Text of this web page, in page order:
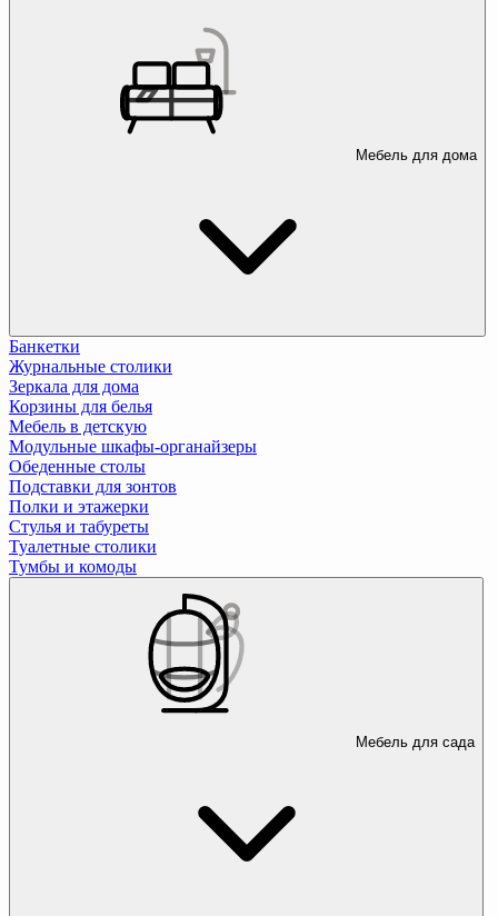
Мебель для дома
Банкетки
Журнальные столики
Зеркала для дома
Корзины для белья
Мебель в детскую
Модульные шкафы-органайзеры
Обеденные столы
Подставки для зонтов
Полки и этажерки
Стулья и табуреты
Туалетные столики
Тумбы и комоды
Мебель для сада